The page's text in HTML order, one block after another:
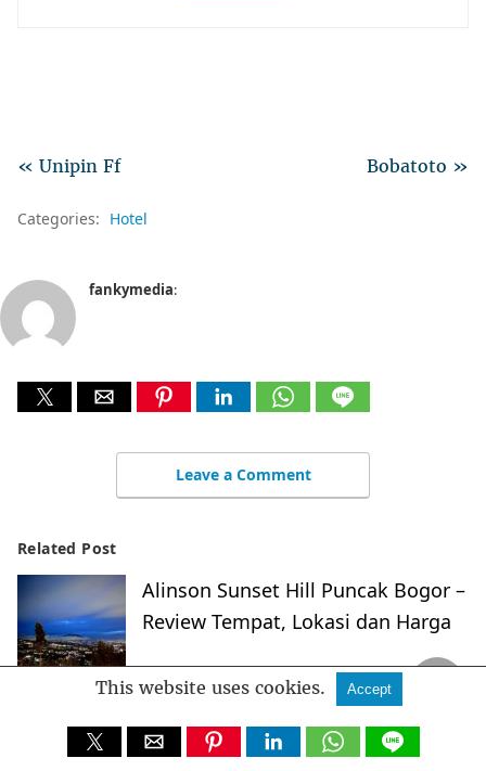
Bobatoto »
« Unipin Ff
Categories: Hotel
fankymedia:
Leave a Comment
Related Post
Alinson Sunset Hill Puncak Bogor –
Review Tempat, Lokasi dan Harga
The Gaia Hotel Bandung – Review,
Alamat, Harga Sewa Kamar dan
This website uses cookies. Accept